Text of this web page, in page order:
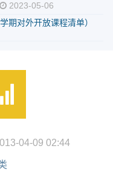
2023-05-06
期对外开放课程清单）
04-09 02:44